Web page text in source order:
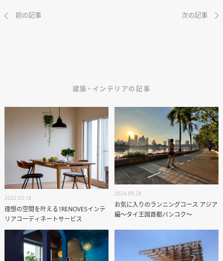
前の記事 次の記事
建築・インテリアの記事
2022.03.18
理想の空間を叶える！RENOVESインテ
リアコーディネートサービス
2024.09.28
お気に入りのランニングコース アジア
編〜タイ王国首都バンコク〜